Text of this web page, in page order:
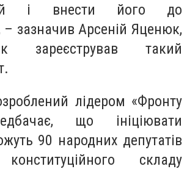
і внести його до
– зазначив Арсеній Яценюк,
зареєстрував такий
лідером «Фронту
що ініціювати
90 народних депутатів
складу